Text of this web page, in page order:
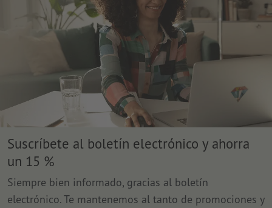
Suscríbete al boletín electrónico y ahorra
un 15 %
Siempre bien informado, gracias al boletín
electrónico. Te mantenemos al tanto de promociones y